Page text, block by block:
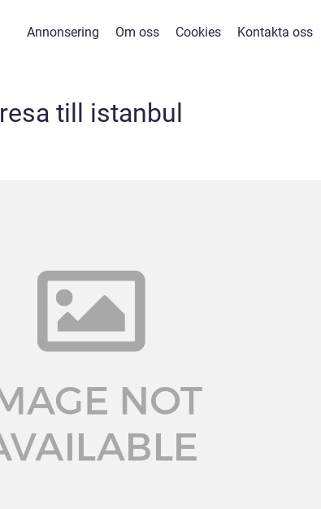
Annonsering Om oss Cookies Kontakta oss
resa till istanbul